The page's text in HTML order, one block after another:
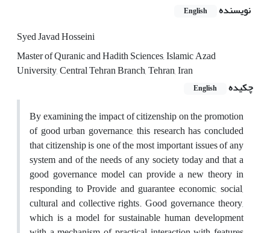
نویسنده English
Syed Javad Hosseini
Master of Quranic and Hadith Sciences, Islamic Azad
University, Central Tehran Branch, Tehran, Iran
چکیده
English
By examining the impact of citizenship on the promotion
of good urban governance, this research has concluded
that citizenship is one of the most important issues of any
system and of the needs of any society today and that a
good governance model can provide a new theory in
responding to Provide and guarantee economic, social,
cultural and collective rights. Good governance theory,
which is a model for sustainable human development